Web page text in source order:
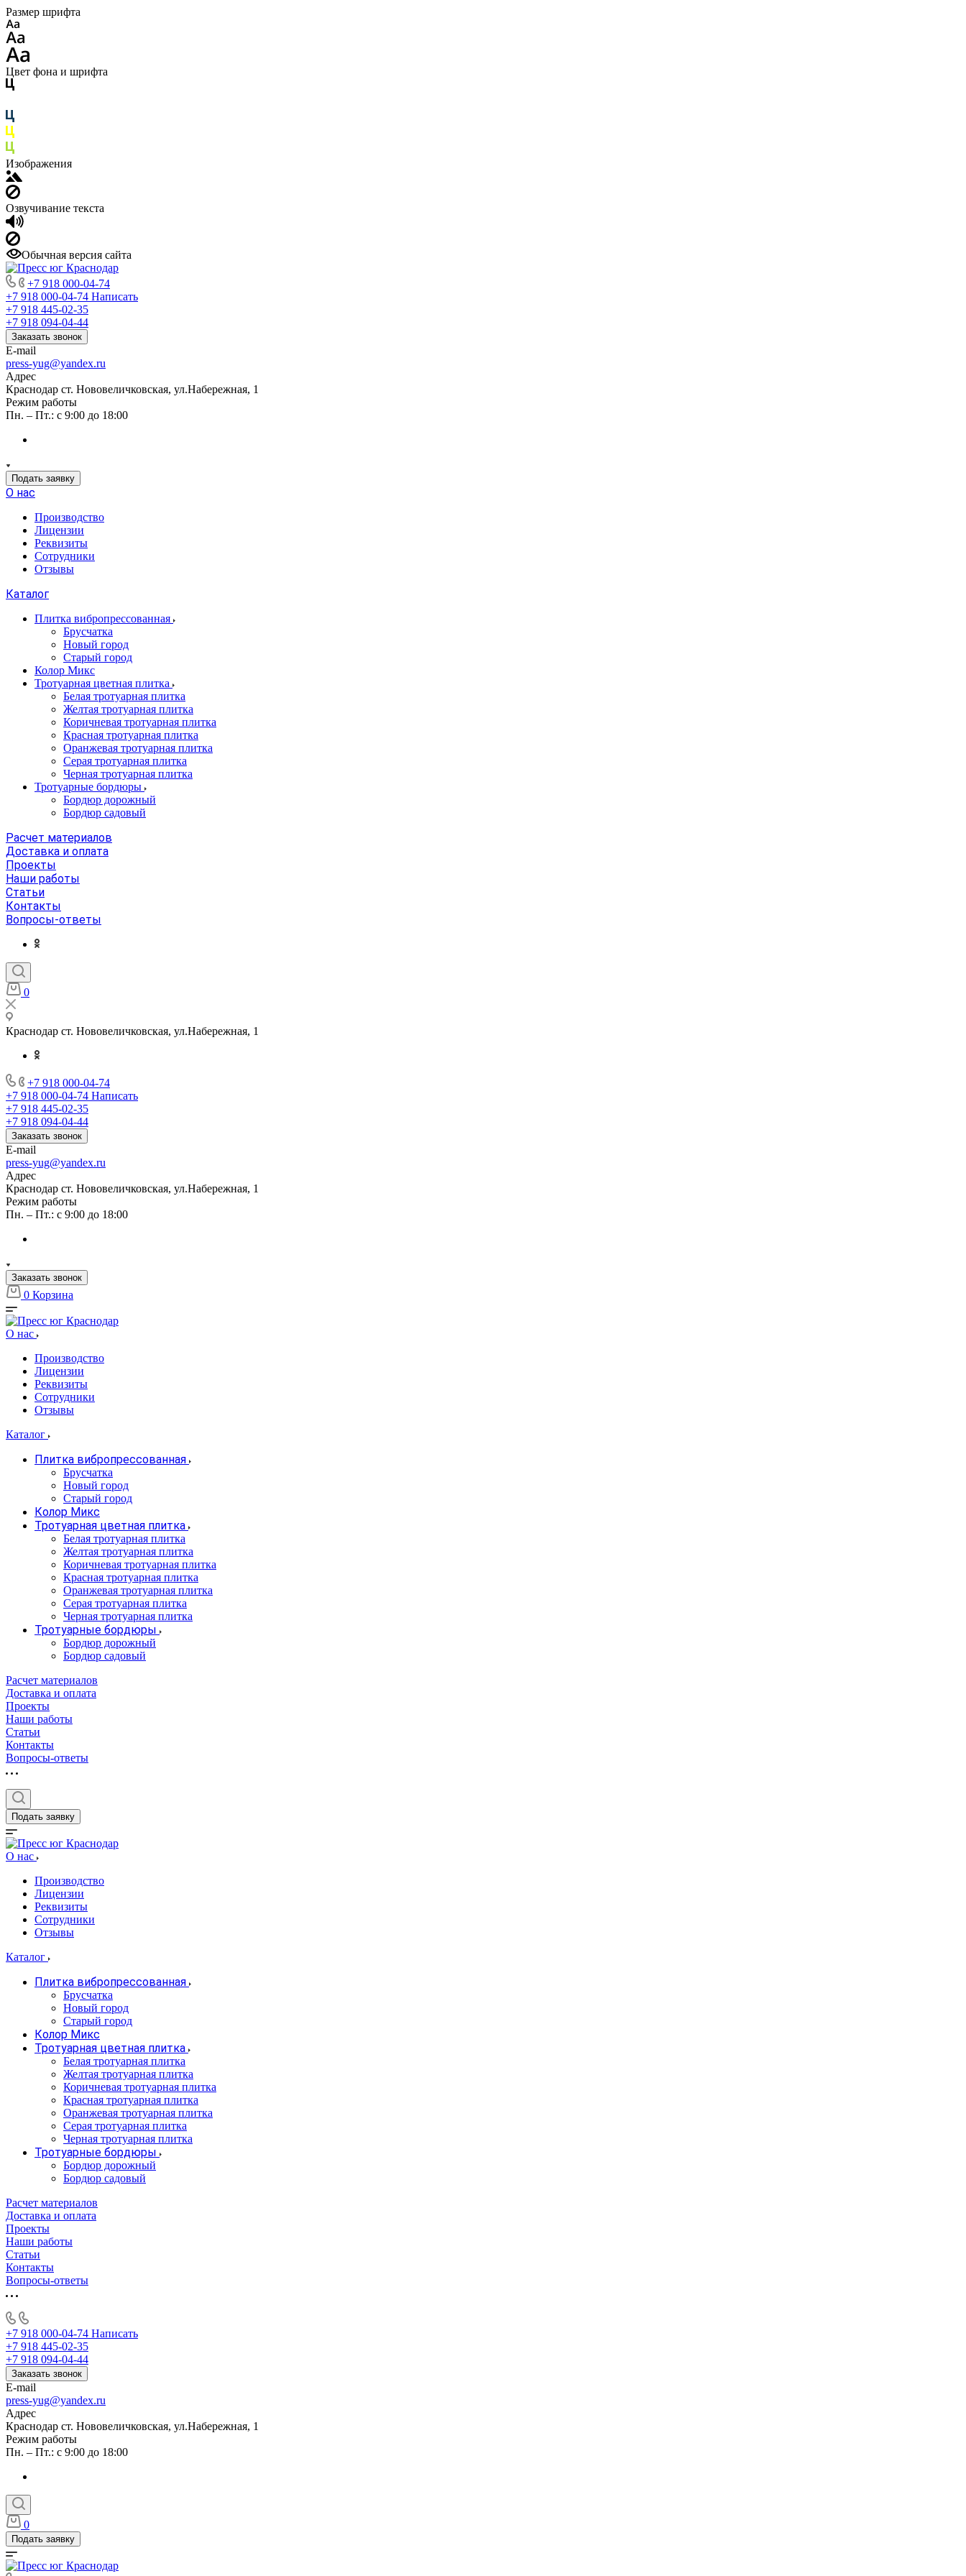
Размер шрифта
Цвет фона и шрифта
Изображения
Озвучивание текста
Обычная версия сайта
+7 918 000-04-74
+7 918 000-04-74 Написать
+7 918 445-02-35
+7 918 094-04-44
Заказать звонок
E-mail
press-yug@yandex.ru
Адрес
Краснодар ст. Нововеличковская, ул.Набережная, 1
Режим работы
Пн. – Пт.: с 9:00 до 18:00
Подать заявку
О нас
Производство
Лицензии
Реквизиты
Сотрудники
Отзывы
Каталог
Плитка вибропрессованная
Брусчатка
Новый город
Старый город
Колор Микс
Тротуарная цветная плитка
Белая тротуарная плитка
Желтая тротуарная плитка
Коричневая тротуарная плитка
Красная тротуарная плитка
Оранжевая тротуарная плитка
Серая тротуарная плитка
Черная тротуарная плитка
Тротуарные бордюры
Бордюр дорожный
Бордюр садовый
Расчет материалов
Доставка и оплата
Проекты
Наши работы
Статьи
Контакты
Вопросы-ответы
0
Краснодар ст. Нововеличковская, ул.Набережная, 1
+7 918 000-04-74
+7 918 000-04-74 Написать
+7 918 445-02-35
+7 918 094-04-44
Заказать звонок
E-mail
press-yug@yandex.ru
Адрес
Краснодар ст. Нововеличковская, ул.Набережная, 1
Режим работы
Пн. – Пт.: с 9:00 до 18:00
Заказать звонок
0 Корзина
О нас
Производство
Лицензии
Реквизиты
Сотрудники
Отзывы
Каталог
Плитка вибропрессованная
Брусчатка
Новый город
Старый город
Колор Микс
Тротуарная цветная плитка
Белая тротуарная плитка
Желтая тротуарная плитка
Коричневая тротуарная плитка
Красная тротуарная плитка
Оранжевая тротуарная плитка
Серая тротуарная плитка
Черная тротуарная плитка
Тротуарные бордюры
Бордюр дорожный
Бордюр садовый
Расчет материалов
Доставка и оплата
Проекты
Наши работы
Статьи
Контакты
Вопросы-ответы
Подать заявку
О нас
Производство
Лицензии
Реквизиты
Сотрудники
Отзывы
Каталог
Плитка вибропрессованная
Брусчатка
Новый город
Старый город
Колор Микс
Тротуарная цветная плитка
Белая тротуарная плитка
Желтая тротуарная плитка
Коричневая тротуарная плитка
Красная тротуарная плитка
Оранжевая тротуарная плитка
Серая тротуарная плитка
Черная тротуарная плитка
Тротуарные бордюры
Бордюр дорожный
Бордюр садовый
Расчет материалов
Доставка и оплата
Проекты
Наши работы
Статьи
Контакты
Вопросы-ответы
+7 918 000-04-74 Написать
+7 918 445-02-35
+7 918 094-04-44
Заказать звонок
E-mail
press-yug@yandex.ru
Адрес
Краснодар ст. Нововеличковская, ул.Набережная, 1
Режим работы
Пн. – Пт.: с 9:00 до 18:00
0
Подать заявку